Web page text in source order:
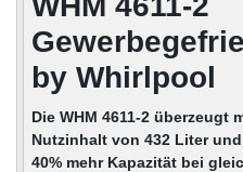
by Whirlpool
Die WHM 4611-2 überzeugt
Nutzinhalt von 432 Liter
40% mehr Kapazität bei